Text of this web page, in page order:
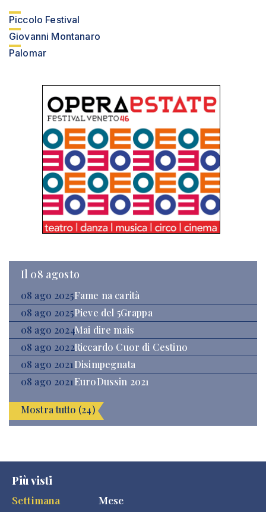
Piccolo Festival
Giovanni Montanaro
Palomar
Il 08 agosto
08 ago 2025Fame na carità
08 ago 2025Pieve del 5Grappa
08 ago 2024Mai dire mais
08 ago 2022Riccardo Cuor di Cestino
08 ago 2021Disimpegnata
08 ago 2021EuroDussin 2021
Mostra tutto (24)
Più visti
Settimana
Mese